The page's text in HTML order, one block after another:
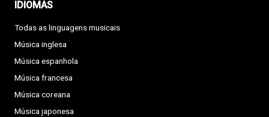
IDIOMAS
Todas as linguagens musicais
Música inglesa
Música espanhola
Música francesa
Música coreana
Música japonesa